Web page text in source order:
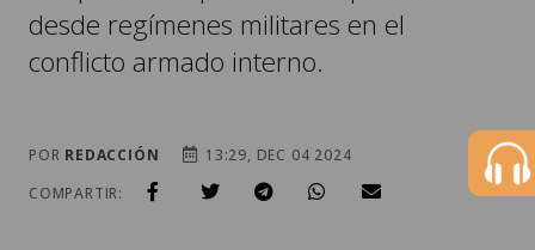
desde regímenes militares en el
conflicto armado interno.
POR REDACCIÓN
13:29, DEC 04 2024
COMPARTIR: